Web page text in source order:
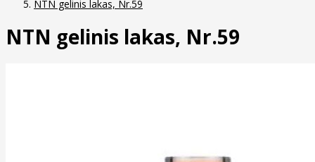
NTN gelinis lakas, Nr.59
NTN gelinis lakas, Nr.59